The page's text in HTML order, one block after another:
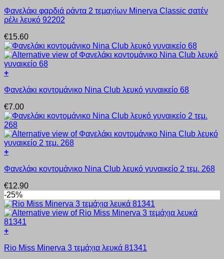
επιλεγούν
στη
του
προϊόντος
το
προϊόν
πολλαπλές
παραλλαγές.
Οι
επιλογές
μπορούν
επιλεγούν
σελίδα
του
προϊόντος
Φανελάκι φαρδιά ράντα 2 τεμαχίων Minerva Classic σατέν
ρέλι λευκό 92202
€15.60
+
το
έχει
πολλαπλές
παραλλαγές.
Οι
επιλογές
μπορούν
επιλεγούν
σελίδα
του
προϊόντος
Φανελάκι κοντομάνικο Nina Club λευκό γυναικείο 68
€7.00
+
το
έχει
πολλαπλές
παραλλαγές.
Οι
επιλογές
μπορούν
επιλεγούν
Φανελάκι κοντομάνικο Nina Club λευκό γυναικείο 2 τεμ. 268
€12.90
-25%
+
το
Rio Miss Minerva 3 τεμάχια λευκά 81341